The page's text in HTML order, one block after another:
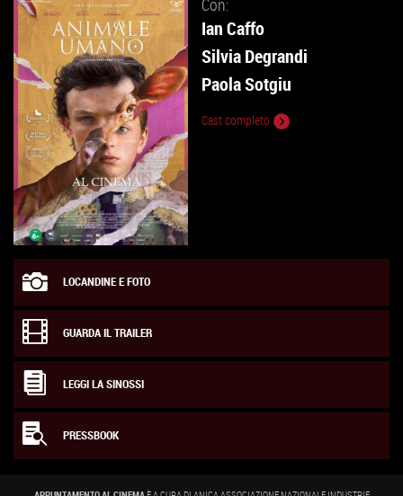
Con:
Ian Caffo
Silvia Degrandi
Paola Sotgiu
Cast completo
LOCANDINE E FOTO
GUARDA IL TRAILER
LEGGI LA SINOSSI
PRESSBOOK